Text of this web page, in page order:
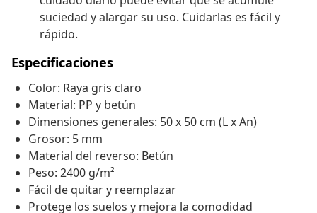
suciedad y alargar su uso. Cuidarlas es fácil y
rápido.
Especificaciones
Color: Raya gris claro
Material: PP y betún
Dimensiones generales: 50 x 50 cm (L x An)
Grosor: 5 mm
Material del reverso: Betún
Peso: 2400 g/m²
Fácil de quitar y reemplazar
Protege los suelos y mejora la comodidad